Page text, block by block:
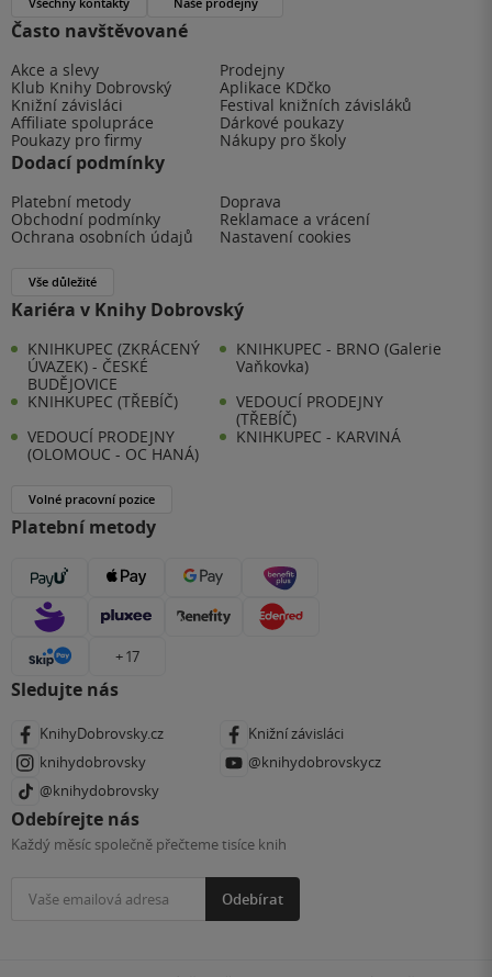
Často navštěvované
Akce a slevy
Prodejny
Klub Knihy Dobrovský
Aplikace KDčko
Knižní závisláci
Festival knižních závisláků
Affiliate spolupráce
Dárkové poukazy
Poukazy pro firmy
Nákupy pro školy
Dodací podmínky
Platební metody
Doprava
Obchodní podmínky
Reklamace a vrácení
Ochrana osobních údajů
Nastavení cookies
Vše důležité
Kariéra v Knihy Dobrovský
KNIHKUPEC (ZKRÁCENÝ
ÚVAZEK) - ČESKÉ
BUDĚJOVICE
KNIHKUPEC - BRNO (Galerie
Vaňkovka)
KNIHKUPEC (TŘEBÍČ)
VEDOUCÍ PRODEJNY
(TŘEBÍČ)
VEDOUCÍ PRODEJNY
(OLOMOUC - OC HANÁ)
KNIHKUPEC - KARVINÁ
Volné pracovní pozice
Platební metody
+ 17
Sledujte nás
KnihyDobrovsky.cz
Knižní závisláci
knihydobrovsky
@knihydobrovskycz
@knihydobrovsky
Odebírejte nás
Každý měsíc společně přečteme tisíce knih
Odebírat